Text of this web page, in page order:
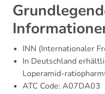
INN (Internationaler
In Deutschland
Loperamid-
ATC Code: A07DA03